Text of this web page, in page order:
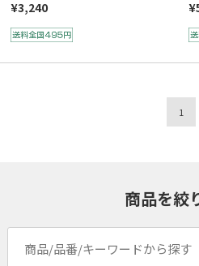
¥3,240
1
商品を絞